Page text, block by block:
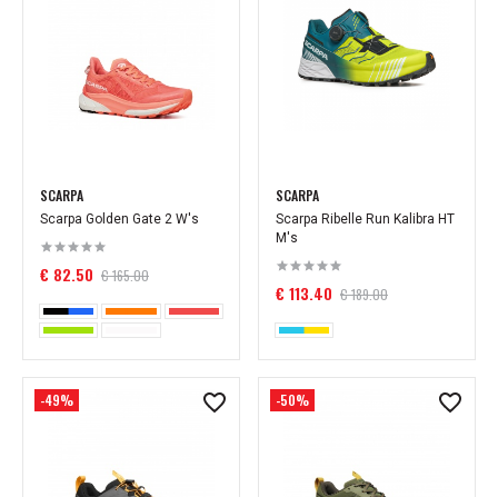
SCARPA
Scarpa Golden Gate 2 W's
€ 82.50 € 165.00
SCARPA
Scarpa Ribelle Run Kalibra HT
M's
€ 113.40 € 189.00
-49% -50%